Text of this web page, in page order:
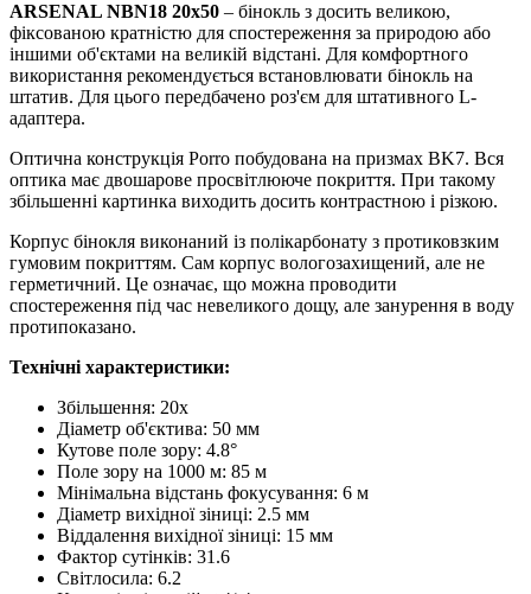
ARSENAL NBN18 20x50 – бінокль з досить великою,
фіксованою кратністю для спостереження за природою або
іншими об'єктами на великій відстані. Для комфортного
використання рекомендується встановлювати бінокль на
штатив. Для цього передбачено роз'єм для штативного L-
адаптера.
Оптична конструкція Porro побудована на призмах BK7. Вся
оптика має двошарове просвітлююче покриття. При такому
збільшенні картинка виходить досить контрастною і різкою.
Корпус бінокля виконаний із полікарбонату з протиковзким
гумовим покриттям. Сам корпус вологозахищений, але не
герметичний. Це означає, що можна проводити
спостереження під час невеликого дощу, але занурення в воду
протипоказано.
Технічні характеристики:
Збільшення: 20x
Діаметр об'єктива: 50 мм
Кутове поле зору: 4.8°
Поле зору на 1000 м: 85 м
Мінімальна відстань фокусування: 6 м
Діаметр вихідної зіниці: 2.5 мм
Віддалення вихідної зіниці: 15 мм
Фактор сутінків: 31.6
Світлосила: 6.2